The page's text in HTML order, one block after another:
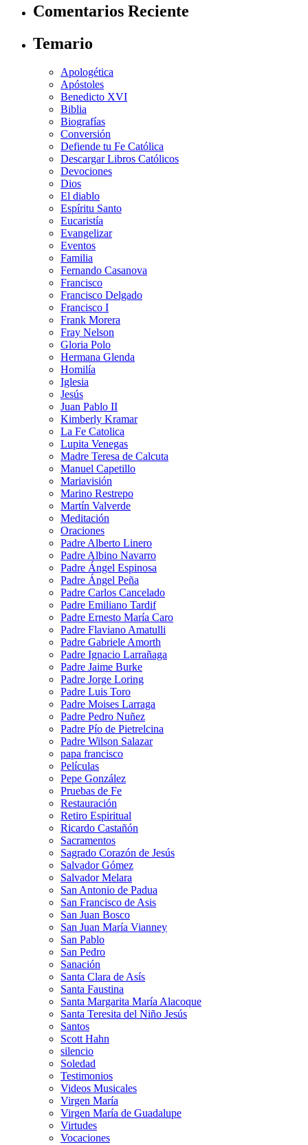
Comentarios Reciente
Temario
Apologética
Apóstoles
Benedicto XVI
Biblia
Biografías
Conversión
Defiende tu Fe Católica
Descargar Libros Católicos
Devociones
Dios
El diablo
Espíritu Santo
Eucaristía
Evangelizar
Eventos
Familia
Fernando Casanova
Francisco
Francisco Delgado
Francisco I
Frank Morera
Fray Nelson
Gloria Polo
Hermana Glenda
Homilía
Iglesia
Jesús
Juan Pablo II
Kimberly Kramar
La Fe Catolica
Lupita Venegas
Madre Teresa de Calcuta
Manuel Capetillo
Mariavisión
Marino Restrepo
Martín Valverde
Meditación
Oraciones
Padre Alberto Linero
Padre Albino Navarro
Padre Ángel Espinosa
Padre Ángel Peña
Padre Carlos Cancelado
Padre Emiliano Tardif
Padre Ernesto María Caro
Padre Flaviano Amatulli
Padre Gabriele Amorth
Padre Ignacio Larrañaga
Padre Jaime Burke
Padre Jorge Loring
Padre Luis Toro
Padre Moises Larraga
Padre Pedro Nuñez
Padre Pío de Pietrelcina
Padre Wilson Salazar
papa francisco
Películas
Pepe González
Pruebas de Fe
Restauración
Retiro Espiritual
Ricardo Castañón
Sacramentos
Sagrado Corazón de Jesús
Salvador Gómez
Salvador Melara
San Antonio de Padua
San Francisco de Asis
San Juan Bosco
San Juan María Vianney
San Pablo
San Pedro
Sanación
Santa Clara de Asís
Santa Faustina
Santa Margarita María Alacoque
Santa Teresita del Niño Jesús
Santos
Scott Hahn
silencio
Soledad
Testimonios
Videos Musicales
Virgen María
Virgen María de Guadalupe
Virtudes
Vocaciones